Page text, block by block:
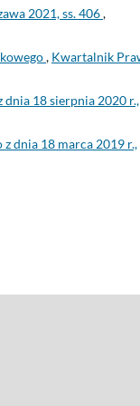
2021, ss. 406,
, Kwartalnik
dnia 18 sierpnia 2020 r.,
dnia 18 marca 2019 r.,